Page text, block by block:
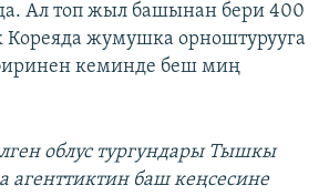
Ал топ жыл башынан бери 400
жумушка орноштурууга
кеминде беш миң
облус тургундары Тышкы
агенттиктин баш кеңсесине